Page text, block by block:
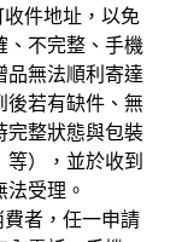
件地址，以免
、不完整、手機
品無法順利寄達
後若有缺件、無
完整狀態與包裝
等），並於收到
法受理。
者，任一申請